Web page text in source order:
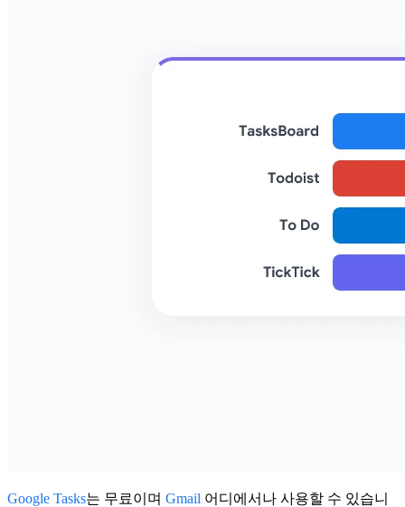
Google Tasks는 무료이며 Gmail 어디에서나 사용할 수 있습니